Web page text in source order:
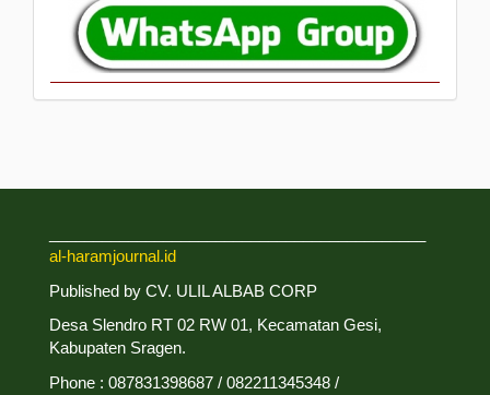
al-haramjournal.id
Published by CV. ULIL ALBAB CORP
Desa Slendro RT 02 RW 01, Kecamatan Gesi,
Kabupaten Sragen.
Phone : 087831398687 / 082211345348 /